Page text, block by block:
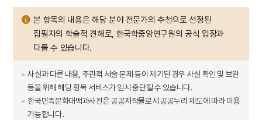
본 항목의 내용은 해당 분야 전문가의 추천으로 선정된
집필자의 학술적 견해로, 한국학중앙연구원의 공식 입장과
다를 수 있습니다.
사실과 다른 내용, 주관적 서술 문제 등이 제기된 경우 사실 확인 및 보완
등을 위해 해당 항목 서비스가 임시 중단될 수 있습니다.
한국민족문화대백과사전은 공공저작물로서 공공누리 제도에 따라 이용
가능합니다.